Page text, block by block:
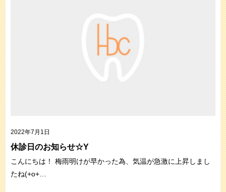
2022年7月1日
休診日のお知らせ☆Y
こんにちは！ 梅雨明けが早かった為、気温が急激に上昇しまし
たね(+o+…